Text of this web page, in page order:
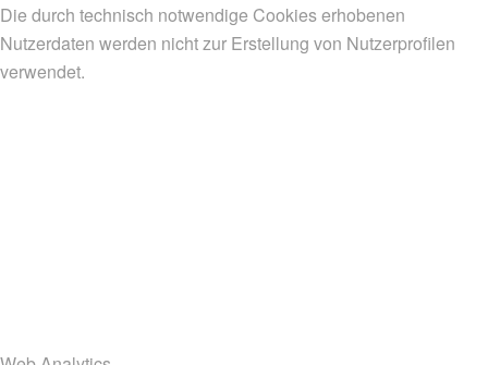
Die durch technisch notwendige Cookies erhobenen
Nutzerdaten werden nicht zur Erstellung von Nutzerprofilen
verwendet.